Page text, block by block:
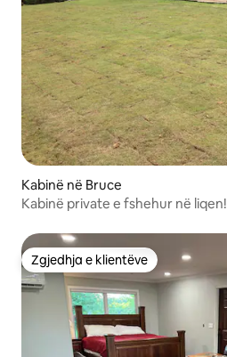
Kabinë në Bruce
Kabinë private e fshehur në liqen!
Zgjedhja e klientëve
Zgjedhja e klientëve